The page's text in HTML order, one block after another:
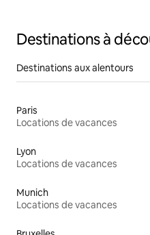
Destinations à
Destinations aux alentours
Paris
Locations de vacances
Lyon
Locations de vacances
Munich
Locations de vacances